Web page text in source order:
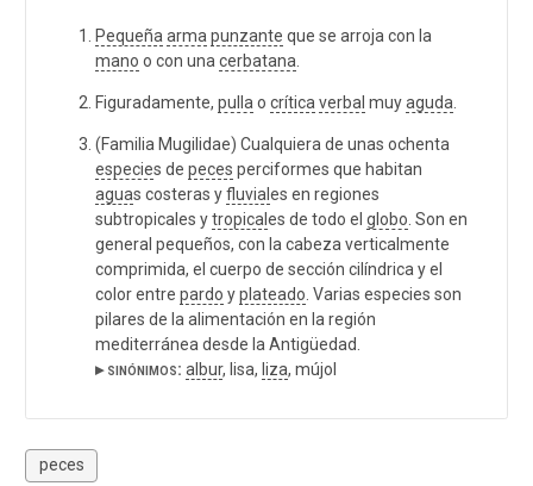
Pequeña arma punzante que se arroja con la
mano o con una cerbatana
Figuradamente, pulla o crítica verbal muyaguda
(Familia Mugilidae) Cualquiera de unas ochenta
especies de peces perciformes que habitan
aguas costeras yfluvial es en regiones
subtropicales ytropical es de todo el globo . Son en
general pequeños, con la cabeza verticalmente
comprimida, el cuerpo de sección cilíndrica y el
color entre pardo yplateado . Varias especies son
pilares de la alimentación en la región
mediterránea desde la Antigüedad.
▸ sinónimos: albur, lisa, liza, mújol
peces